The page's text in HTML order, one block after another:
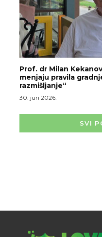
Prof. dr Milan
menjaju pravila
razmišljanje“
30. jun 2026.
SVI